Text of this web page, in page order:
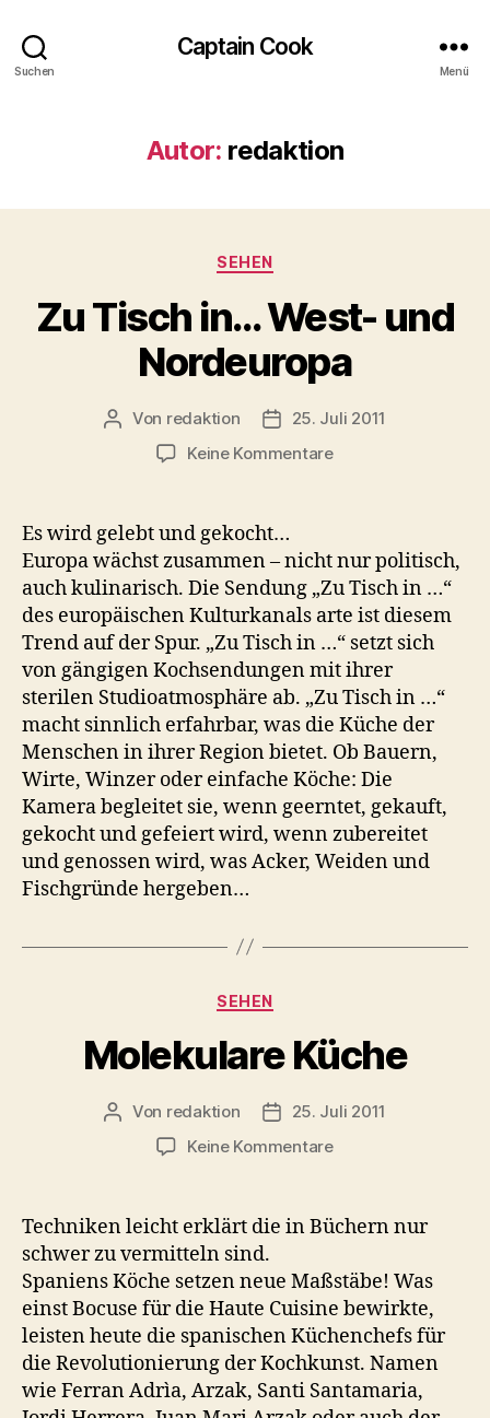
Suchen
Captain Cook
Menü
Autor: redaktion
Kategorien
SEHEN
Zu Tisch in… West- und
Nordeuropa
Beitragsautor
Von redaktion Veröffentlichungsdatum
25. Juli 2011
Keine Kommentarezu
und
Nordeuropa
Es wird gelebt und gekocht…
Europa wächst zusammen – nicht nur politisch,
auch kulinarisch. Die Sendung „Zu Tisch in …“
des europäischen Kulturkanals arte ist diesem
Trend auf der Spur. „Zu Tisch in …“ setzt sich
von gängigen Kochsendungen mit ihrer
sterilen Studioatmosphäre ab. „Zu Tisch in …“
macht sinnlich erfahrbar, was die Küche der
Menschen in ihrer Region bietet. Ob Bauern,
Wirte, Winzer oder einfache Köche: Die
Kamera begleitet sie, wenn geerntet, gekauft,
gekocht und gefeiert wird, wenn zubereitet
und genossen wird, was Acker, Weiden und
Fischgründe hergeben…
Kategorien
SEHEN
Molekulare Küche
Beitragsautor
Von redaktion Veröffentlichungsdatum
25. Juli 2011
Keine Kommentarezu
Techniken leicht erklärt die in Büchern nur
schwer zu vermitteln sind.
Spaniens Köche setzen neue Maßstäbe! Was
einst Bocuse für die Haute Cuisine bewirkte,
leisten heute die spanischen Küchenchefs für
die Revolutionierung der Kochkunst. Namen
wie Ferran Adrìa, Arzak, Santi Santamaria,